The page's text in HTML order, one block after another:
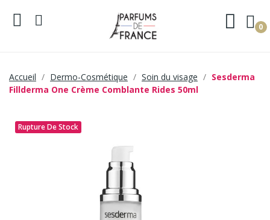
0
Accueil Dermo-Cosmétique Soin du visage
Sesderma
Fillderma One Crème Comblante Rides 50ml
Rupture De Stock